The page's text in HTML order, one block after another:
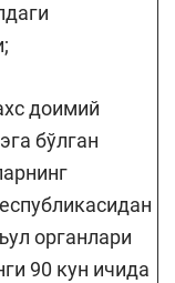
доимий
бўлган
органлари
90 кун ичида